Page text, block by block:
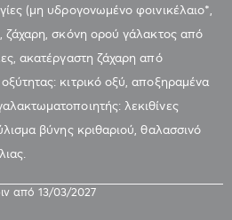
(μη υδρογονωμένο φοινικέλαιο*,
ζάχαρη, σκόνη ορού γάλακτος από
ακατέργαστη ζάχαρη από
κιτρικό οξύ, αποξηραμένα
λεκιθίνες
βύνης κριθαριού, θαλασσινό
από 13/03/2027